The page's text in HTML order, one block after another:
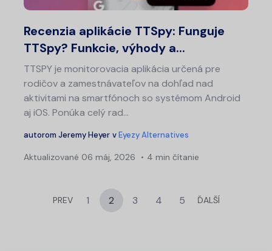
Recenzia aplikácie TTSpy: Funguje
TTSpy? Funkcie, výhody a...
TTSPY je monitorovacia aplikácia určená pre
rodičov a zamestnávateľov na dohľad nad
aktivitami na smartfónoch so systémom Android
aj iOS. Ponúka celý rad...
autorom Jeremy Heyer vEyezy Alternatives
Aktualizované 06 máj, 2026 4 min čítanie
PREV 1 2 3 4 5 ĎALŠÍ